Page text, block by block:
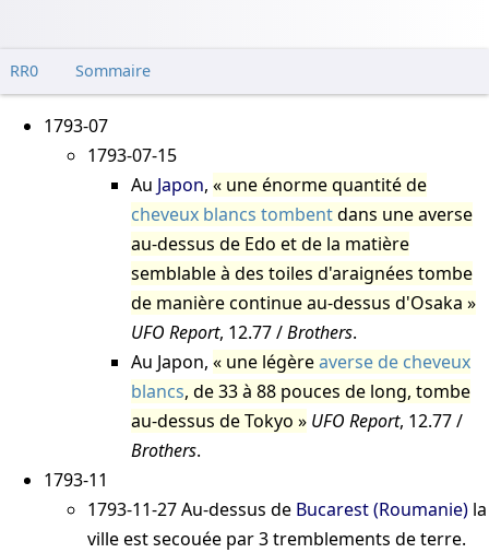
RR0 Sommaire
1793-07
1793-07-15
Au Japon,
une énorme quantité de
cheveux blancs tombentdans une averse
au-dessus de Edo et de la matière
semblable à des toiles d'araignées tombe
de manière continue au-dessus d'Osaka
UFO Report, 12.77 /Brothers.
Au Japon,
une légèreaverse de cheveux
blancs, de 33 à 88 pouces de long, tombe
au-dessus de Tokyo
UFO Report, 12.77 /
Brothers.
1793-11
1793-11-27Au-dessus de Bucarest (Roumanie) la
ville est secouée par 3 tremblements de terre.